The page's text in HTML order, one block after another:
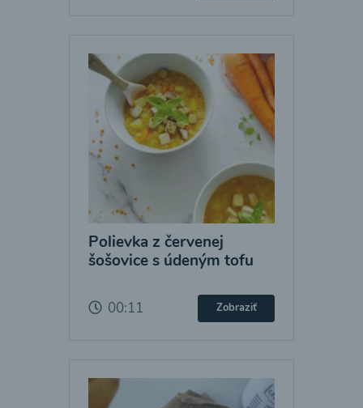
Polievka z červenej
šošovice s údeným tofu
00:11 Zobraziť